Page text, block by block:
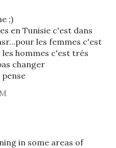
;)
en Tunisie c'est dans
les femmes c'est
hommes c'est trés
changer
in some areas of